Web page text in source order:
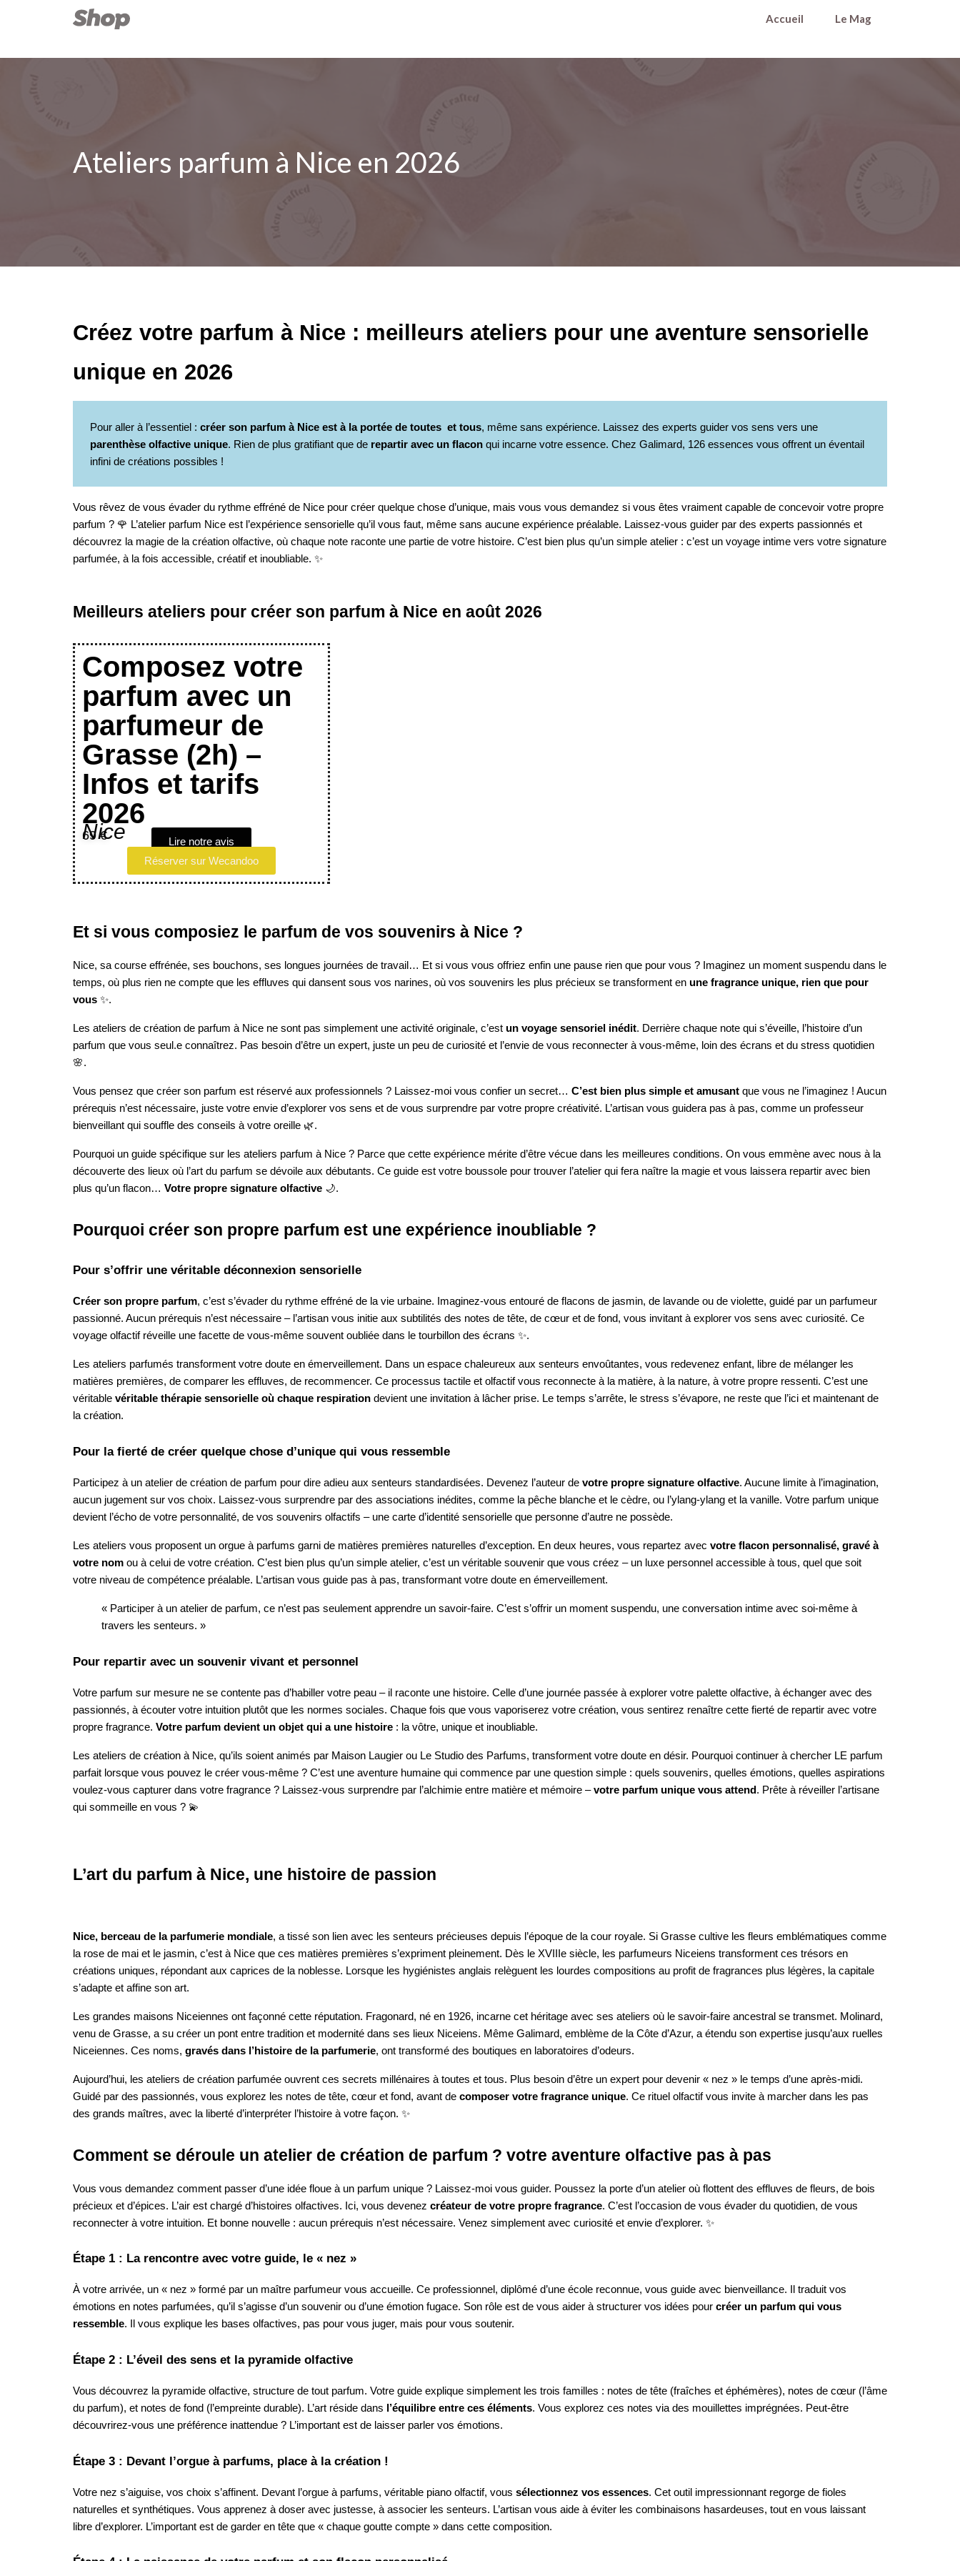
Accueil Le Mag
Ateliers parfum à Nice en 2026
Créez votre parfum à Nice : meilleurs ateliers pour une aventure sensorielle
unique en 2026
Pour aller à l’essentiel : créer son parfum à Nice est à la portée de toutes et tous, même sans expérience. Laissez des experts guider vos sens vers une
parenthèse olfactive unique. Rien de plus gratifiant que de repartir avec un flacon qui incarne votre essence. Chez Galimard, 126 essences vous offrent un éventail
infini de créations possibles !
Vous rêvez de vous évader du rythme effréné de Nice pour créer quelque chose d’unique, mais vous vous demandez si vous êtes vraiment capable de concevoir votre propre
parfum ? 🌹 L’atelier parfum Nice est l’expérience sensorielle qu’il vous faut, même sans aucune expérience préalable. Laissez-vous guider par des experts passionnés et
découvrez la magie de la création olfactive, où chaque note raconte une partie de votre histoire. C’est bien plus qu’un simple atelier : c’est un voyage intime vers votre signature
parfumée, à la fois accessible, créatif et inoubliable. ✨
Meilleurs ateliers pour créer son parfum à Nice en août 2026
Composez votre
parfum avec un
parfumeur de
Grasse (2h) –
Infos et tarifs
2026
Nice
69 €
Lire notre avis
Réserver sur Wecandoo
Et si vous composiez le parfum de vos souvenirs à Nice ?
Nice, sa course effrénée, ses bouchons, ses longues journées de travail… Et si vous vous offriez enfin une pause rien que pour vous ? Imaginez un moment suspendu dans le
temps, où plus rien ne compte que les effluves qui dansent sous vos narines, où vos souvenirs les plus précieux se transforment en une fragrance unique, rien que pour
vous ✨.
Les ateliers de création de parfum à Nice ne sont pas simplement une activité originale, c’est un voyage sensoriel inédit. Derrière chaque note qui s’éveille, l’histoire d’un
parfum que vous seul.e connaîtrez. Pas besoin d’être un expert, juste un peu de curiosité et l’envie de vous reconnecter à vous-même, loin des écrans et du stress quotidien
🌸.
Vous pensez que créer son parfum est réservé aux professionnels ? Laissez-moi vous confier un secret… C’est bien plus simple et amusant que vous ne l’imaginez ! Aucun
prérequis n’est nécessaire, juste votre envie d’explorer vos sens et de vous surprendre par votre propre créativité. L’artisan vous guidera pas à pas, comme un professeur
bienveillant qui souffle des conseils à votre oreille 🌿.
Pourquoi un guide spécifique sur les ateliers parfum à Nice ? Parce que cette expérience mérite d’être vécue dans les meilleures conditions. On vous emmène avec nous à la
découverte des lieux où l’art du parfum se dévoile aux débutants. Ce guide est votre boussole pour trouver l’atelier qui fera naître la magie et vous laissera repartir avec bien
plus qu’un flacon… Votre propre signature olfactive 🌙.
Pourquoi créer son propre parfum est une expérience inoubliable ?
Pour s’offrir une véritable déconnexion sensorielle
Créer son propre parfum, c’est s’évader du rythme effréné de la vie urbaine. Imaginez-vous entouré de flacons de jasmin, de lavande ou de violette, guidé par un parfumeur
passionné. Aucun prérequis n’est nécessaire – l’artisan vous initie aux subtilités des notes de tête, de cœur et de fond, vous invitant à explorer vos sens avec curiosité. Ce
voyage olfactif réveille une facette de vous-même souvent oubliée dans le tourbillon des écrans ✨.
Les ateliers parfumés transforment votre doute en émerveillement. Dans un espace chaleureux aux senteurs envoûtantes, vous redevenez enfant, libre de mélanger les
matières premières, de comparer les effluves, de recommencer. Ce processus tactile et olfactif vous reconnecte à la matière, à la nature, à votre propre ressenti. C’est une
véritable véritable thérapie sensorielle où chaque respiration devient une invitation à lâcher prise. Le temps s’arrête, le stress s’évapore, ne reste que l’ici et maintenant de
la création.
Pour la fierté de créer quelque chose d’unique qui vous ressemble
Participez à un atelier de création de parfum pour dire adieu aux senteurs standardisées. Devenez l’auteur de votre propre signature olfactive. Aucune limite à l’imagination,
aucun jugement sur vos choix. Laissez-vous surprendre par des associations inédites, comme la pêche blanche et le cèdre, ou l’ylang-ylang et la vanille. Votre parfum unique
devient l’écho de votre personnalité, de vos souvenirs olfactifs – une carte d’identité sensorielle que personne d’autre ne possède.
Les ateliers vous proposent un orgue à parfums garni de matières premières naturelles d’exception. En deux heures, vous repartez avec votre flacon personnalisé, gravé à
votre nom ou à celui de votre création. C’est bien plus qu’un simple atelier, c’est un véritable souvenir que vous créez – un luxe personnel accessible à tous, quel que soit
votre niveau de compétence préalable. L’artisan vous guide pas à pas, transformant votre doute en émerveillement.
« Participer à un atelier de parfum, ce n’est pas seulement apprendre un savoir-faire. C’est s’offrir un moment suspendu, une conversation intime avec soi-même à
travers les senteurs. »
Pour repartir avec un souvenir vivant et personnel
Votre parfum sur mesure ne se contente pas d’habiller votre peau – il raconte une histoire. Celle d’une journée passée à explorer votre palette olfactive, à échanger avec des
passionnés, à écouter votre intuition plutôt que les normes sociales. Chaque fois que vous vaporiserez votre création, vous sentirez renaître cette fierté de repartir avec votre
propre fragrance. Votre parfum devient un objet qui a une histoire : la vôtre, unique et inoubliable.
Les ateliers de création à Nice, qu’ils soient animés par Maison Laugier ou Le Studio des Parfums, transforment votre doute en désir. Pourquoi continuer à chercher LE parfum
parfait lorsque vous pouvez le créer vous-même ? C’est une aventure humaine qui commence par une question simple : quels souvenirs, quelles émotions, quelles aspirations
voulez-vous capturer dans votre fragrance ? Laissez-vous surprendre par l’alchimie entre matière et mémoire –votre parfum unique vous attend. Prête à réveiller l’artisane
qui sommeille en vous ? 💫
L’art du parfum à Nice, une histoire de passion
Nice, berceau de la parfumerie mondiale, a tissé son lien avec les senteurs précieuses depuis l’époque de la cour royale. Si Grasse cultive les fleurs emblématiques comme
la rose de mai et le jasmin, c’est à Nice que ces matières premières s’expriment pleinement. Dès le XVIIIe siècle, les parfumeurs Niceiens transforment ces trésors en
créations uniques, répondant aux caprices de la noblesse. Lorsque les hygiénistes anglais relèguent les lourdes compositions au profit de fragrances plus légères, la capitale
s’adapte et affine son art.
Les grandes maisons Niceiennes ont façonné cette réputation. Fragonard, né en 1926, incarne cet héritage avec ses ateliers où le savoir-faire ancestral se transmet. Molinard,
venu de Grasse, a su créer un pont entre tradition et modernité dans ses lieux Niceiens. Même Galimard, emblème de la Côte d’Azur, a étendu son expertise jusqu’aux ruelles
Niceiennes. Ces noms, gravés dans l’histoire de la parfumerie, ont transformé des boutiques en laboratoires d’odeurs.
Aujourd’hui, les ateliers de création parfumée ouvrent ces secrets millénaires à toutes et tous. Plus besoin d’être un expert pour devenir « nez » le temps d’une après-midi.
Guidé par des passionnés, vous explorez les notes de tête, cœur et fond, avant de composer votre fragrance unique. Ce rituel olfactif vous invite à marcher dans les pas
des grands maîtres, avec la liberté d’interpréter l’histoire à votre façon. ✨
Comment se déroule un atelier de création de parfum ? votre aventure olfactive pas à pas
Vous vous demandez comment passer d’une idée floue à un parfum unique ? Laissez-moi vous guider. Poussez la porte d’un atelier où flottent des effluves de fleurs, de bois
précieux et d’épices. L’air est chargé d’histoires olfactives. Ici, vous devenez créateur de votre propre fragrance. C’est l’occasion de vous évader du quotidien, de vous
reconnecter à votre intuition. Et bonne nouvelle : aucun prérequis n’est nécessaire. Venez simplement avec curiosité et envie d’explorer. ✨
Étape 1 : La rencontre avec votre guide, le « nez »
À votre arrivée, un « nez » formé par un maître parfumeur vous accueille. Ce professionnel, diplômé d’une école reconnue, vous guide avec bienveillance. Il traduit vos
émotions en notes parfumées, qu’il s’agisse d’un souvenir ou d’une émotion fugace. Son rôle est de vous aider à structurer vos idées pour créer un parfum qui vous
ressemble. Il vous explique les bases olfactives, pas pour vous juger, mais pour vous soutenir.
Étape 2 : L’éveil des sens et la pyramide olfactive
Vous découvrez la pyramide olfactive, structure de tout parfum. Votre guide explique simplement les trois familles : notes de tête (fraîches et éphémères), notes de cœur (l’âme
du parfum), et notes de fond (l’empreinte durable). L’art réside dans
l’équilibre entre ces éléments. Vous explorez ces notes via des mouillettes imprégnées. Peut-être
découvrirez-vous une préférence inattendue ? L’important est de laisser parler vos émotions.
Étape 3 : Devant l’orgue à parfums, place à la création !
Votre nez s’aiguise, vos choix s’affinent. Devant l’orgue à parfums, véritable piano olfactif, vous sélectionnez vos essences. Cet outil impressionnant regorge de fioles
naturelles et synthétiques. Vous apprenez à doser avec justesse, à associer les senteurs. L’artisan vous aide à éviter les combinaisons hasardeuses, tout en vous laissant
libre d’explorer. L’important est de garder en tête que « chaque goutte compte » dans cette composition.